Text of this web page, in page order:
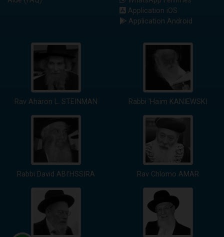
Application iOS
Application Android
Rav Aharon L. STEINMAN Rabbi 'Haïm KANIEWSKI
Rabbi David ABI'HSSIRA Rav Chlomo AMAR